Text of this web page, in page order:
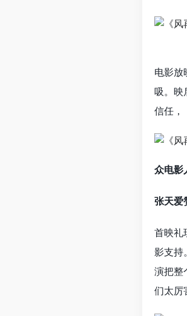
电影放
吸。映
信任，
众电影
张天爱
首映礼
影支持
演把整
们太厉